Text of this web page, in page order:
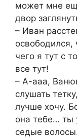
может мне
двор
– Иван
чего я тут с
все тут!
– А-ааа,
слушать
лучше хочу.
она тебе… ты
седые